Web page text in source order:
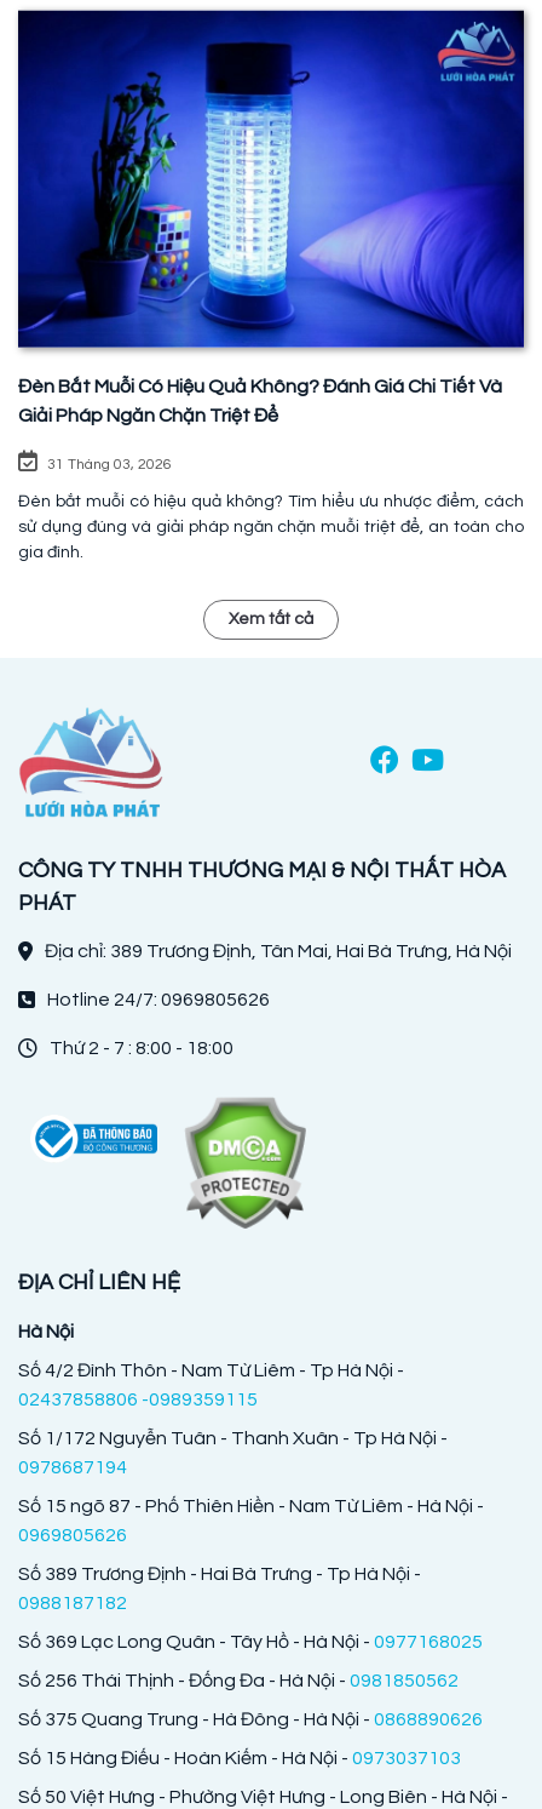
Đèn Bắt Muỗi Có Hiệu Quả Không? Đánh Giá Chi Tiết Và
Giải Pháp Ngăn Chặn Triệt Để
31 Tháng 03, 2026
Đèn bắt muỗi có hiệu quả không? Tìm hiểu ưu nhược điểm, cách
sử dụng đúng và giải pháp ngăn chặn muỗi triệt để, an toàn cho
gia đình.
Xem tất cả
CÔNG TY TNHH THƯƠNG MẠI & NỘI THẤT HÒA
PHÁT
Địa chỉ: 389 Trương Định, Tân Mai, Hai Bà Trưng, Hà Nội
Hotline 24/7: 0969805626
Thứ 2 - 7 : 8:00 - 18:00
ĐỊA CHỈ LIÊN HỆ
Hà Nội
Số 4/2 Đình Thôn - Nam Từ Liêm - Tp Hà Nội -
02437858806 -0989359115
Số 1/172 Nguyễn Tuân - Thanh Xuân - Tp Hà Nội -
0978687194
Số 15 ngõ 87 - Phố Thiên Hiền - Nam Từ Liêm - Hà Nội -
0969805626
Số 389 Trương Định - Hai Bà Trưng - Tp Hà Nội -
0988187182
Số 369 Lạc Long Quân - Tây Hồ - Hà Nội - 0977168025
Số 256 Thái Thịnh - Đống Đa - Hà Nội - 0981850562
Số 375 Quang Trung - Hà Đông - Hà Nội - 0868890626
Số 15 Hàng Điếu - Hoàn Kiếm - Hà Nội - 0973037103
Số 50 Việt Hưng - Phường Việt Hưng - Long Biên - Hà Nội -